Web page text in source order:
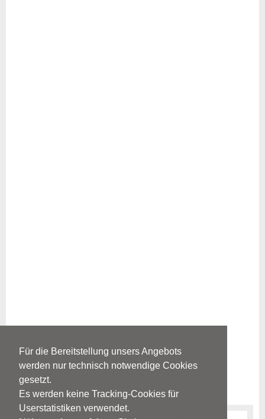
Für die Bereitstellung unsers Angebots
werden nur technisch notwendige Cookies
gesetzt.
Es werden keine Tracking-Cookies für
Userstatistiken verwendet.